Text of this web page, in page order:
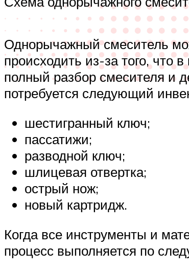
Однорычажный смеситель
происходить из-за того, что
полный разбор смесителя и
потребуется следующий
шестигранный ключ;
пассатижи;
разводной ключ;
шлицевая отвертка;
острый нож;
новый картридж.
Когда все инструменты и
процесс выполняется по